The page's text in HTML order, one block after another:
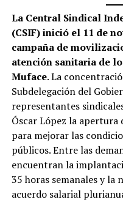
La Central Sindical
(CSIF) inició el 11 de
campaña de
atención sanitaria de
Muface. La
Subdelegación del
representantes
Óscar López la apertura
para mejorar las
públicos. Entre las
encuentran la
35 horas semanales y la
acuerdo salarial